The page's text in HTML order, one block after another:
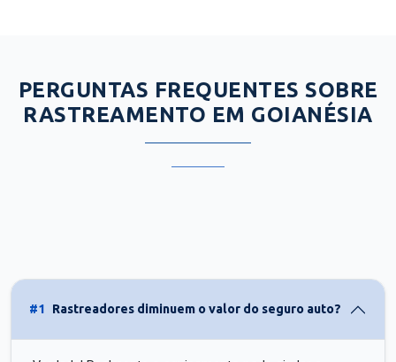
PERGUNTAS FREQUENTES SOBRE
RASTREAMENTO EM GOIANÉSIA
#1 Rastreadores diminuem o valor do seguro auto?